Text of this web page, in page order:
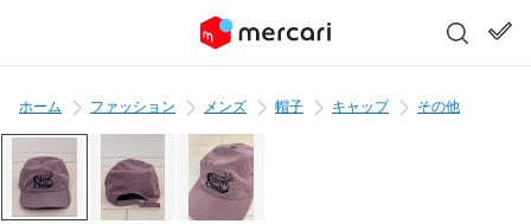
ホーム ファッション メンズ 帽子 キャップ その他